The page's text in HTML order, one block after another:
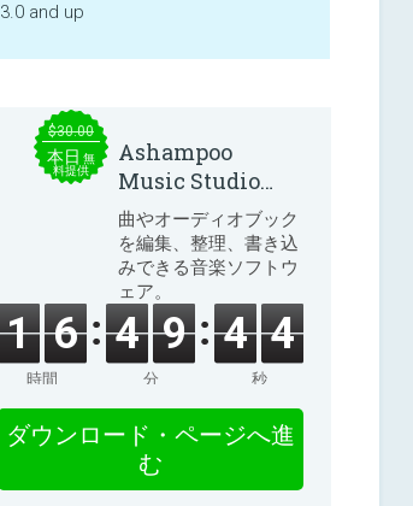
3.0 and up
$30.00
本日 無
料提供
Ashampoo
Music Studio
2025
曲やオーディオブック
を編集、整理、書き込
みできる音楽ソフトウ
ェア。
1 6
時間
4 9
分
4 4
秒
ダウンロード・ページへ進
む